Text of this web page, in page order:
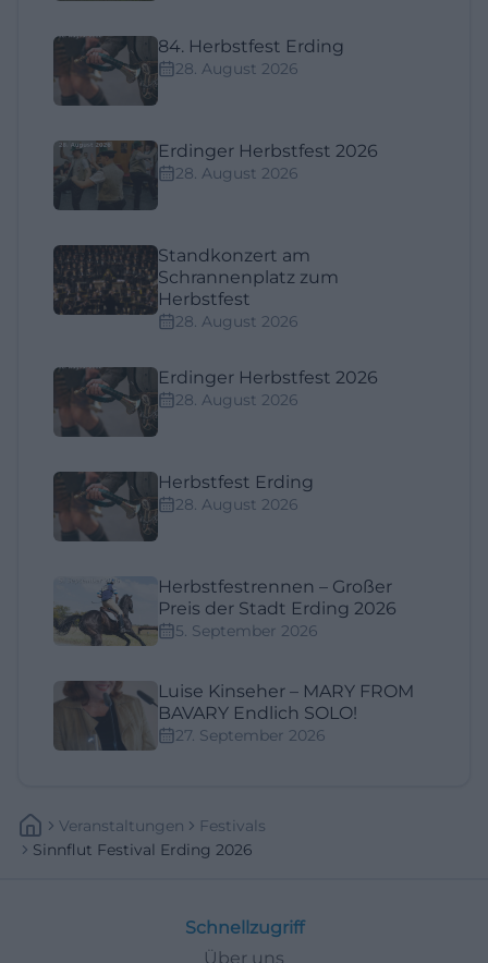
84. Herbstfest Erding
28. August 2026
Erdinger Herbstfest 2026
28. August 2026
Standkonzert am
Schrannenplatz zum
Herbstfest
28. August 2026
Erdinger Herbstfest 2026
28. August 2026
Herbstfest Erding
28. August 2026
Herbstfestrennen – Großer
Preis der Stadt Erding 2026
5. September 2026
Luise Kinseher – MARY FROM
BAVARY Endlich SOLO!
27. September 2026
Veranstaltungen
Festivals
Sinnflut Festival Erding 2026
Schnellzugriff
Über uns